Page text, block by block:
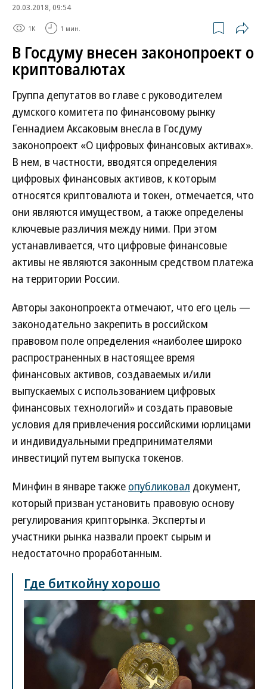
20.03.2018, 09:54
1K 1 мин.
В Госдуму внесен законопроект о
криптовалютах
Группа депутатов во главе с руководителем
думского комитета по финансовому рынку
Геннадием Аксаковым внесла в Госдуму
законопроект «О цифровых финансовых активах».
В нем, в частности, вводятся определения
цифровых финансовых активов, к которым
относятся криптовалюта и токен, отмечается, что
они являются имуществом, а также определены
ключевые различия между ними. При этом
устанавливается, что цифровые финансовые
активы не являются законным средством платежа
на территории России.
Авторы законопроекта отмечают, что его цель —
законодательно закрепить в российском
правовом поле определения «наиболее широко
распространенных в настоящее время
финансовых активов, создаваемых и/или
выпускаемых с использованием цифровых
финансовых технологий» и создать правовые
условия для привлечения российскими юрлицами
и индивидуальными предпринимателями
инвестиций путем выпуска токенов.
Минфин в январе также опубликовал документ,
который призван установить правовую основу
регулирования крипторынка. Эксперты и
участники рынка назвали проект сырым и
недостаточно проработанным.
Где биткойну хорошо